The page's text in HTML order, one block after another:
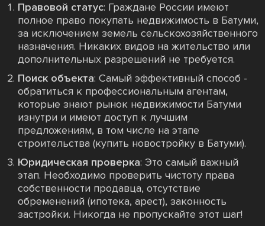
Правовой статус: Граждане России имеют
полное право покупать недвижимость в Батуми,
за исключением земель сельскохозяйственного
назначения. Никаких видов на жительство или
дополнительных разрешений не требуется.
Поиск объекта: Самый эффективный способ -
обратиться к профессиональным агентам,
которые знают рынок недвижимости Батуми
изнутри и имеют доступ к лучшим
предложениям, в том числе на этапе
строительства (купить новостройку в Батуми).
Юридическая проверка: Это самый важный
этап. Необходимо проверить чистоту права
собственности продавца, отсутствие
обременений (ипотека, арест), законность
застройки. Никогда не пропускайте этот шаг!